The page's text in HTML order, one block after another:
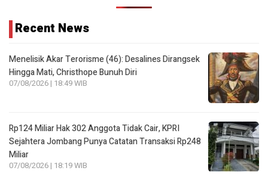
Recent News
Menelisik Akar Terorisme (46): Desalines Dirangsek
Hingga Mati, Christhope Bunuh Diri
07/08/2026 | 18:49 WIB
Rp124 Miliar Hak 302 Anggota Tidak Cair, KPRI
Sejahtera Jombang Punya Catatan Transaksi Rp248
Miliar
07/08/2026 | 18:19 WIB